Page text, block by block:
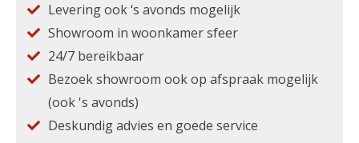
Levering ook ‘s avonds mogelijk
Showroom in woonkamer sfeer
24/7 bereikbaar
Bezoek showroom ook op afspraak mogelijk
(ook 's avonds)
Deskundig advies en goede service